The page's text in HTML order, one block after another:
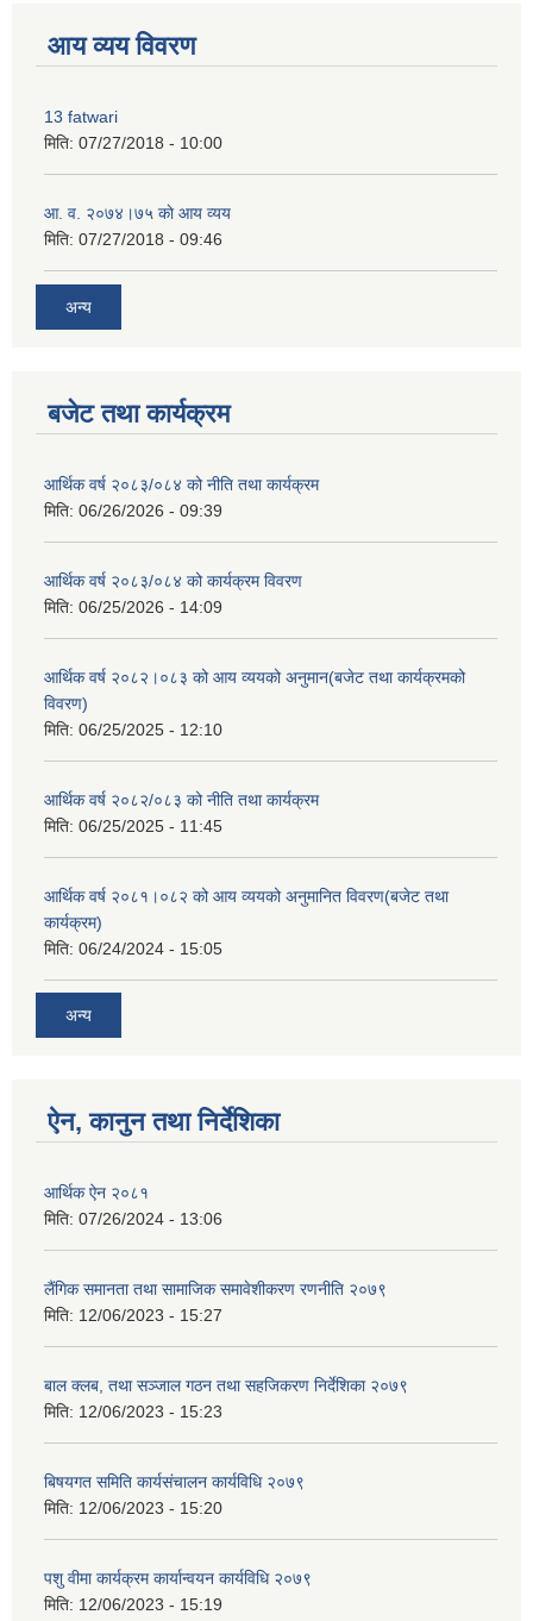
आय व्यय विवरण
13 fatwari
मिति: 07/27/2018 - 10:00
आ‍. व. २०७४।७५ काे आय व्यय
मिति: 07/27/2018 - 09:46
अन्य
बजेट तथा कार्यक्रम
आर्थिक वर्ष २०८३/०८४ को नीति तथा कार्यक्रम
मिति: 06/26/2026 - 09:39
आर्थिक वर्ष २०८३/०८४ को कार्यक्रम विवरण
मिति: 06/25/2026 - 14:09
आर्थिक वर्ष २०८२।०८३ को आय व्ययको अनुमान(बजेट तथा कार्यक्रमको
विवरण)
मिति: 06/25/2025 - 12:10
आर्थिक वर्ष २०८२/०८३ को नीति तथा कार्यक्रम
मिति: 06/25/2025 - 11:45
आर्थिक वर्ष २०८१।०८२ को आय व्ययको अनुमानित विवरण(बजेट तथा
कार्यक्रम)
मिति: 06/24/2024 - 15:05
अन्य
ऐन, कानुन तथा निर्देशिका
आर्थिक ऐन २०८१
मिति: 07/26/2024 - 13:06
लैंगिक समानता तथा सामाजिक समावेशीकरण रणनीति २०७९
मिति: 12/06/2023 - 15:27
बाल क्लब, तथा सञ्जाल गठन तथा सहजिकरण निर्देशिका २०७९
मिति: 12/06/2023 - 15:23
बिषयगत समिति कार्यसंचालन कार्यविधि २०७९
मिति: 12/06/2023 - 15:20
पशु वीमा कार्यक्रम कार्यान्वयन कार्यविधि २०७९
मिति: 12/06/2023 - 15:19